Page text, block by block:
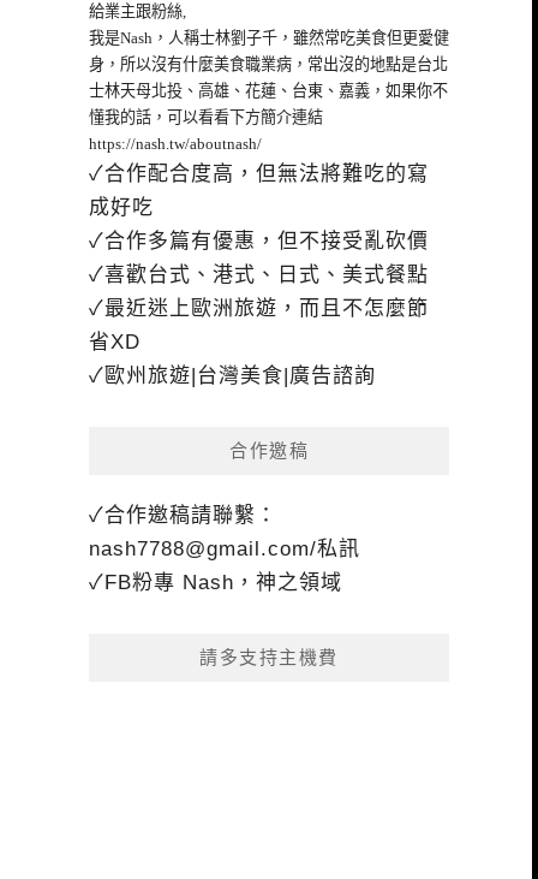
給業主跟粉絲,
我是Nash，人稱士林劉子千，雖然常吃美食但更愛健
身，所以沒有什麼美食職業病，常出沒的地點是台北
士林天母北投、高雄、花蓮、台東、嘉義，如果你不
懂我的話，可以看看下方簡介連結
https://nash.tw/aboutnash/
✓合作配合度高，但無法將難吃的寫
成好吃
✓合作多篇有優惠，但不接受亂砍價
✓喜歡台式、港式、日式、美式餐點
✓最近迷上歐洲旅遊，而且不怎麼節
省XD
✓歐州旅遊|台灣美食|廣告諮詢
合作邀稿
✓合作邀稿請聯繫：
nash7788@gmail.com/私訊
✓FB粉專 Nash，神之領域
請多支持主機費